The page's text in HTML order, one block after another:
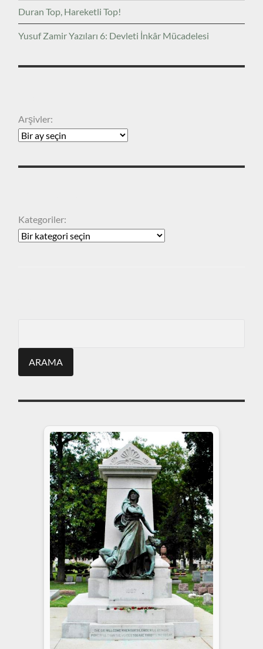
Duran Top, Hareketli Top!
Yusuf Zamir Yazıları 6: Devleti İnkâr Mücadelesi
Arşivler:
Kategoriler: